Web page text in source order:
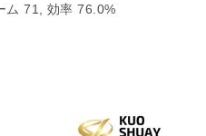
ム 71, 効率 76.0%